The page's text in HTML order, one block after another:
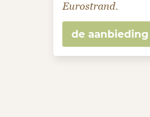
Eurostrand.
de aanbieding